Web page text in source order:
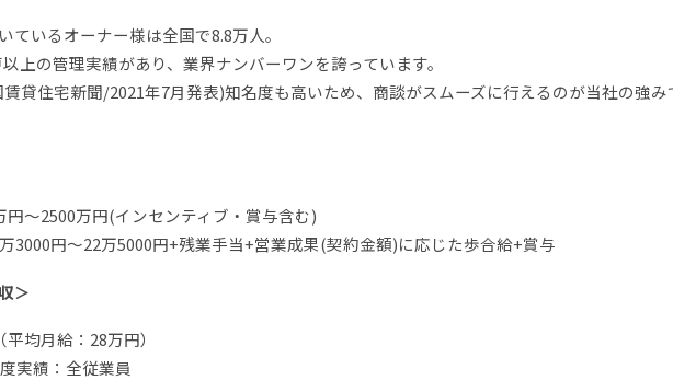
ているオーナー様は全国で8.8万人。
上の管理実績があり、業界ナンバーワンを誇っています。
貸住宅新聞/2021年7月発表)知名度も高いため、商談がスムーズに行えるのが当社の強み
円〜2500万円(インセンティブ・賞与含む)
3000円〜22万5000円+残業手当+営業成果(契約金額)に応じた歩合給+賞与
＞
均月給：28万円）
実績：全従業員